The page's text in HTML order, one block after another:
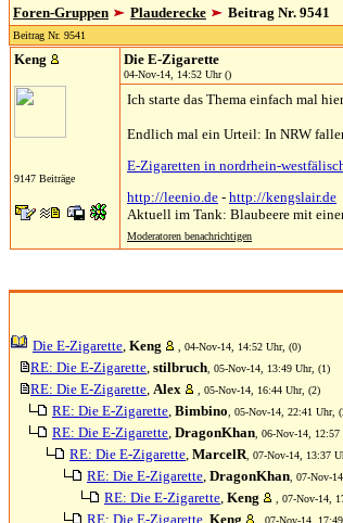
Foren-Gruppen Plauderecke Beitrag Nr. 9541
Beitrag Nr. 9541
Keng
9147 Beiträge
Die E-Zigarette
04-Nov-14, 14:52 Uhr ()
Ich starte das Thema einfach mal
Endlich mal ein Urteil: In NRW
E-Zigaretten in nordrhein-
http://leenio.de - http://kengslair.de
Aktuell im Tank: Blaubeere mit
Moderatoren benachrichtigen
Die E-Zigarette, Keng , 04-Nov-14, 14:52 Uhr, (0)
RE: Die E-Zigarette, stilbruch , 05-Nov-14, 13:49 Uhr, (1)
RE: Die E-Zigarette, Alex , 05-Nov-14, 16:44 Uhr, (2)
RE: Die E-Zigarette, Bimbino , 05-Nov-14, 22:41 Uhr,
RE: Die E-Zigarette, DragonKhan , 06-Nov-14,
RE: Die E-Zigarette, MarcelR , 07-Nov-14, 13:37
RE: Die E-Zigarette, DragonKhan , 07-Nov-
RE: Die E-Zigarette, Keng , 07-Nov-14,
RE: Die E-Zigarette, Keng , 07-Nov-14,